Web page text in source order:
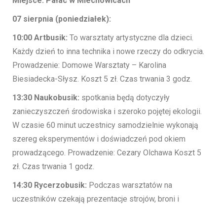
07 sierpnia (poniedziałek):
10:00 Artbusik: To warsztaty artystyczne dla dzieci.
Każdy dzień to inna technika i nowe rzeczy do odkrycia.
Prowadzenie: Domowe Warsztaty – Karolina
Biesiadecka-Słysz. Koszt 5 zł. Czas trwania 3 godz.
13:30 Naukobusik: spotkania będą dotyczyły
zanieczyszczeń środowiska i szeroko pojętej ekologii.
W czasie 60 minut uczestnicy samodzielnie wykonają
szereg eksperymentów i doświadczeń pod okiem
prowadzącego. Prowadzenie: Cezary Olchawa Koszt 5
zł. Czas trwania 1 godz.
14:30 Rycerzobusik: Podczas warsztatów na
uczestników czekają prezentacje strojów, broni i